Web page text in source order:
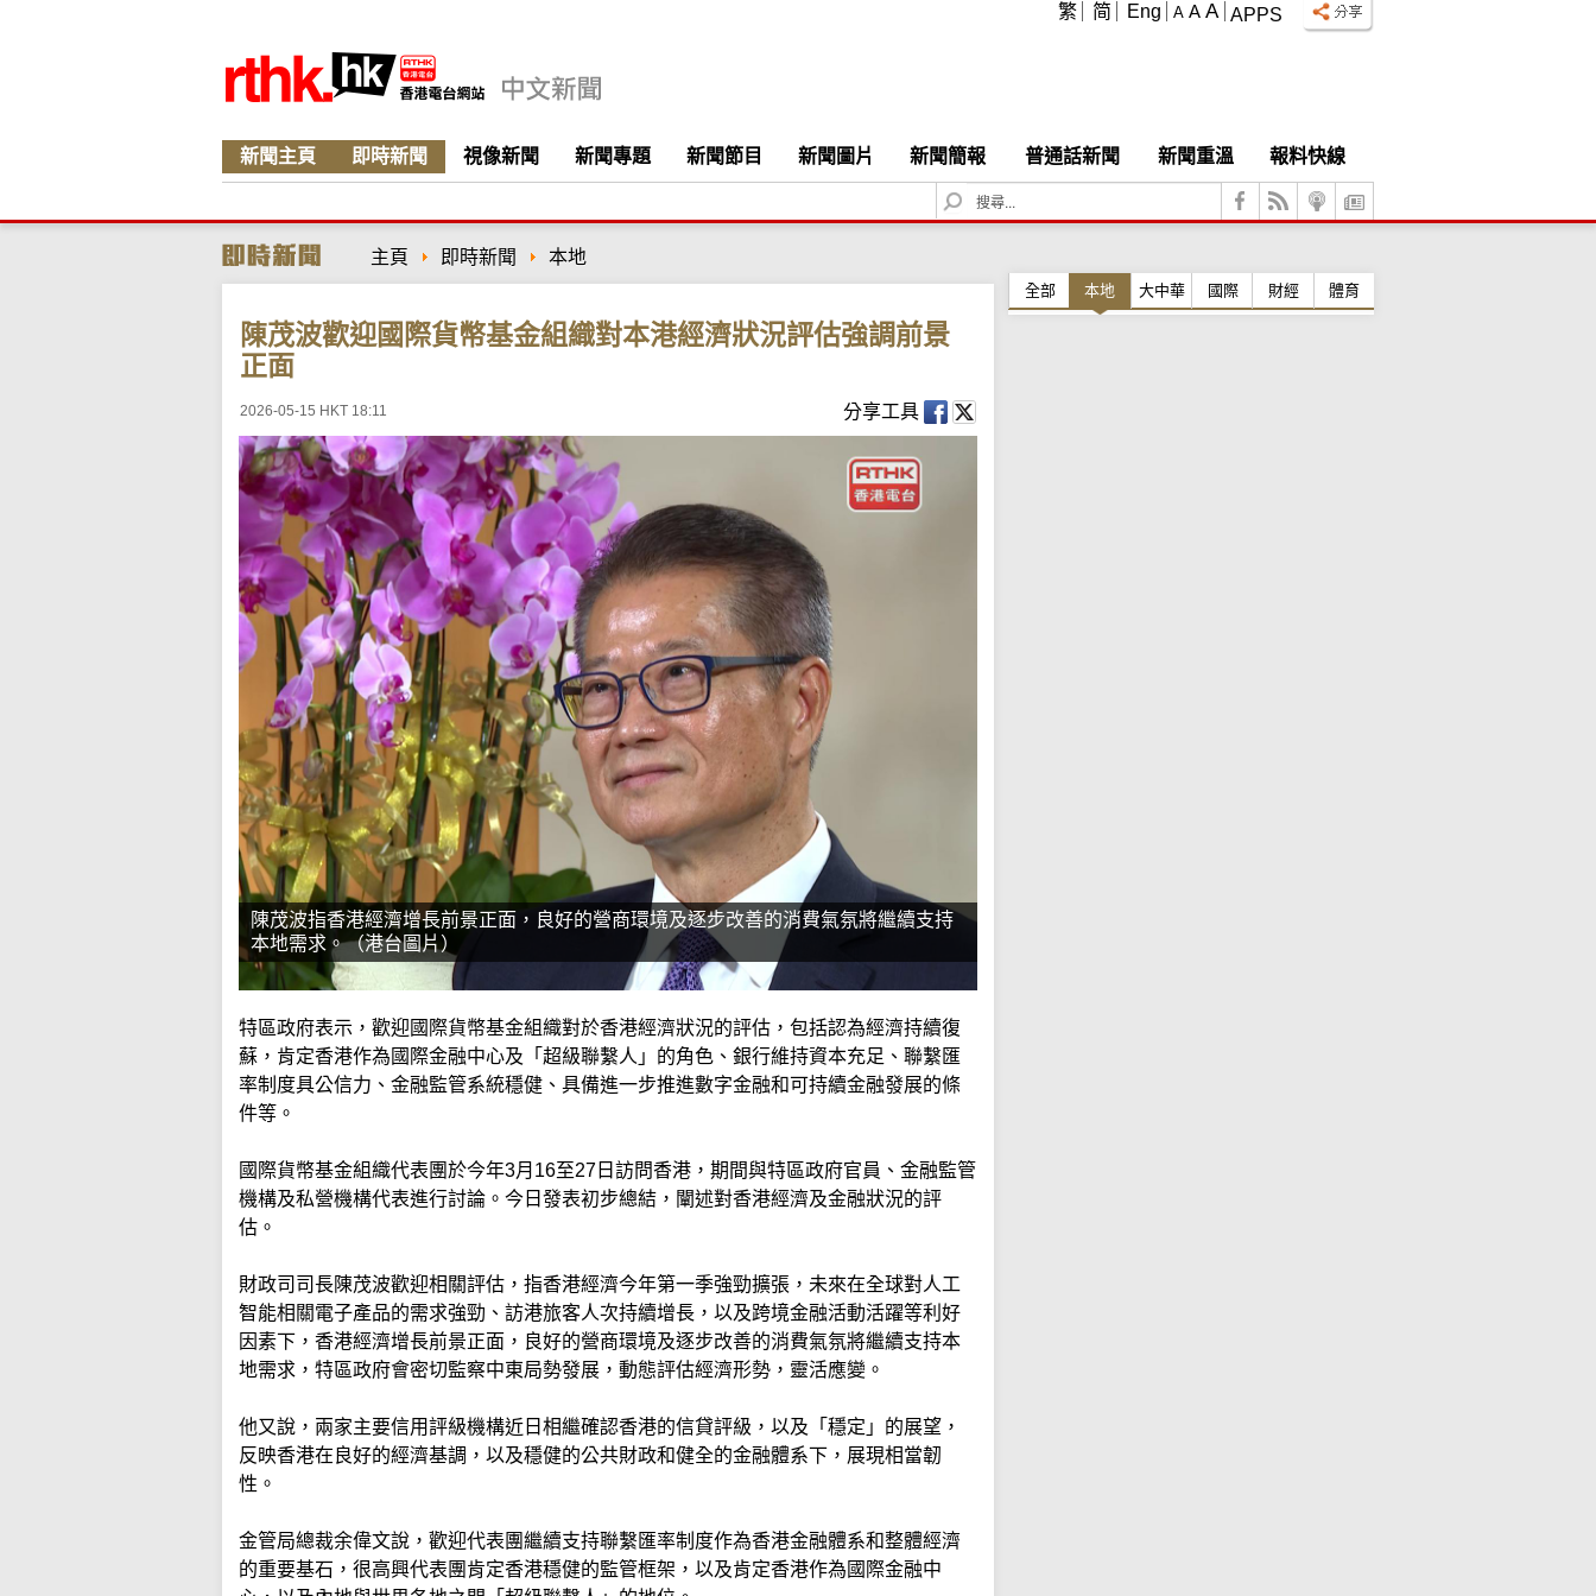
APPS
A A A
繁 简 Eng
新聞主頁 即時新聞 視像新聞 新聞專題 新聞節目 新聞圖片 新聞簡報 普通話新聞 新聞重溫
報料快線
S
e
c
主頁 即時新聞 本地
陳茂波歡迎國際貨幣基金組織對本港經濟狀況評估強調前景
正面
2026-05-15 HKT 18:11 分享工具
陳茂波指香港經濟增長前景正面，良好的營商環境及逐步改善的消費氣氛將繼續支持
本地需求。（港台圖片）
特區政府表示，歡迎國際貨幣基金組織對於香港經濟狀況的評估，包括認為經濟持續復
蘇，肯定香港作為國際金融中心及「超級聯繫人」的角色、銀行維持資本充足、聯繫匯
率制度具公信力、金融監管系統穩健、具備進一步推進數字金融和可持續金融發展的條
件等。
國際貨幣基金組織代表團於今年3月16至27日訪問香港，期間與特區政府官員、金融監管
機構及私營機構代表進行討論。今日發表初步總結，闡述對香港經濟及金融狀況的評
估。
財政司司長陳茂波歡迎相關評估，指香港經濟今年第一季強勁擴張，未來在全球對人工
智能相關電子產品的需求強勁、訪港旅客人次持續增長，以及跨境金融活動活躍等利好
因素下，香港經濟增長前景正面，良好的營商環境及逐步改善的消費氣氛將繼續支持本
地需求，特區政府會密切監察中東局勢發展，動態評估經濟形勢，靈活應變。
他又說，兩家主要信用評級機構近日相繼確認香港的信貸評級，以及「穩定」的展望，
反映香港在良好的經濟基調，以及穩健的公共財政和健全的金融體系下，展現相當韌
性。
金管局總裁余偉文說，歡迎代表團繼續支持聯繫匯率制度作為香港金融體系和整體經濟
的重要基石，很高興代表團肯定香港穩健的監管框架，以及肯定香港作為國際金融中
全部 本地 大中華 國際 財經 體育